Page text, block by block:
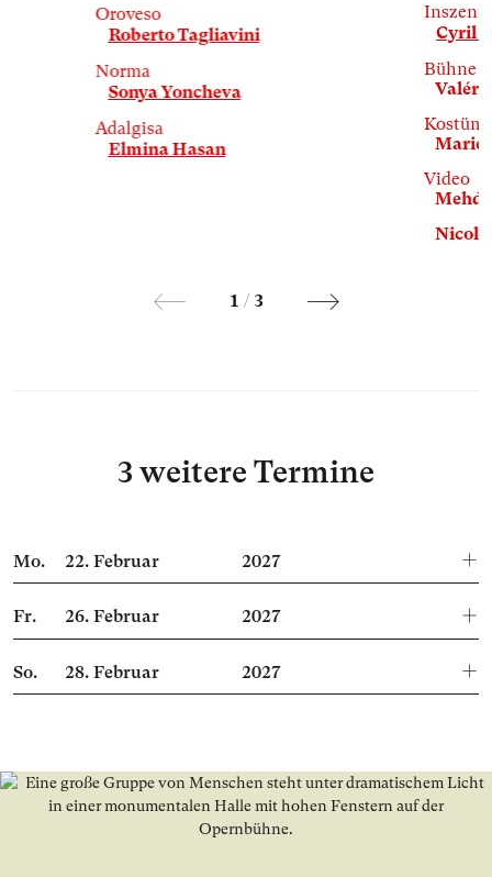
Oroveso
Roberto Tagliavini
Norma
Sonya Yoncheva
Adalgisa
Elmina Hasan
Cyril
Bühne
Marie
Video
Mehdi
1 / 3
3 weitere Termine
Mo. 22.Februar 2027
Fr. 26.Februar 2027
So. 28.Februar 2027